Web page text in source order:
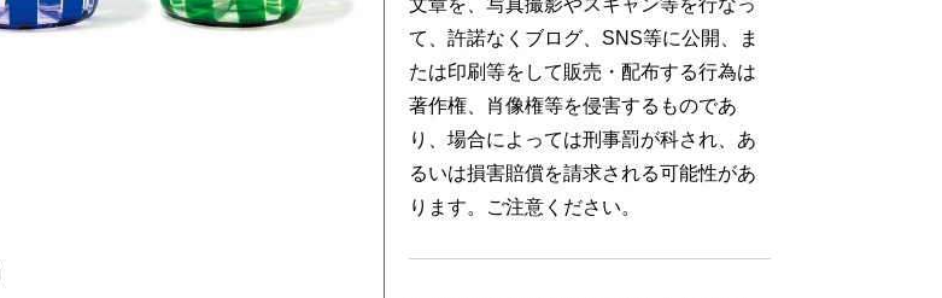
文章を、写真撮影やスキャン等を行なっ
て、許諾なくブログ、SNS等に公開、ま
たは印刷等をして販売・配布する行為は
著作権、肖像権等を侵害するものであ
り、場合によっては刑事罰が科され、あ
るいは損害賠償を請求される可能性があ
ります。ご注意ください。